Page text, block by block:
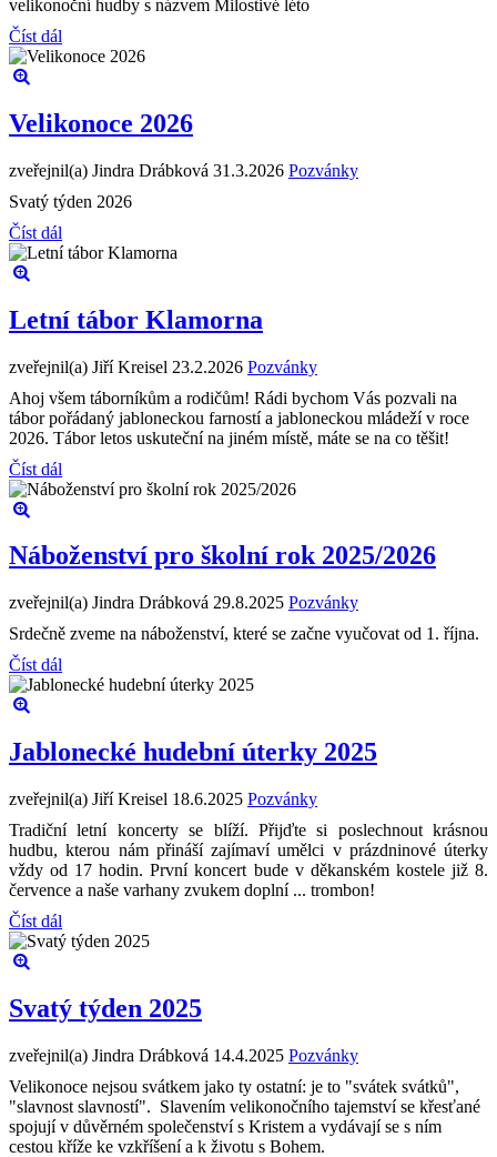
velikonoční hudby s názvem Milostivé léto
Číst dál
Velikonoce 2026
zveřejnil(a) Jindra Drábková 31.3.2026 Pozvánky
Svatý týden 2026
Číst dál
Letní tábor Klamorna
zveřejnil(a) Jiří Kreisel 23.2.2026 Pozvánky
Ahoj všem táborníkům a rodičům! Rádi bychom Vás pozvali na
tábor pořádaný jabloneckou farností a jabloneckou mládeží v roce
2026. Tábor letos uskuteční na jiném místě, máte se na co těšit!
Číst dál
Náboženství pro školní rok 2025/2026
zveřejnil(a) Jindra Drábková 29.8.2025 Pozvánky
Srdečně zveme na náboženství, které se začne vyučovat od 1. října.
Číst dál
Jablonecké hudební úterky 2025
zveřejnil(a) Jiří Kreisel 18.6.2025 Pozvánky
Tradiční letní koncerty se blíží. Přijďte si poslechnout krásnou
hudbu, kterou nám přináší zajímaví umělci v prázdninové úterky
vždy od 17 hodin. První koncert bude v děkanském kostele již 8.
července a naše varhany zvukem doplní ... trombon!
Číst dál
Svatý týden 2025
zveřejnil(a) Jindra Drábková 14.4.2025 Pozvánky
Velikonoce nejsou svátkem jako ty ostatní: je to "svátek svátků",
"slavnost slavností". Slavením velikonočního tajemství se křesťané
spojují v důvěrném společenství s Kristem a vydávají se s ním
cestou kříže ke vzkříšení a k životu s Bohem.